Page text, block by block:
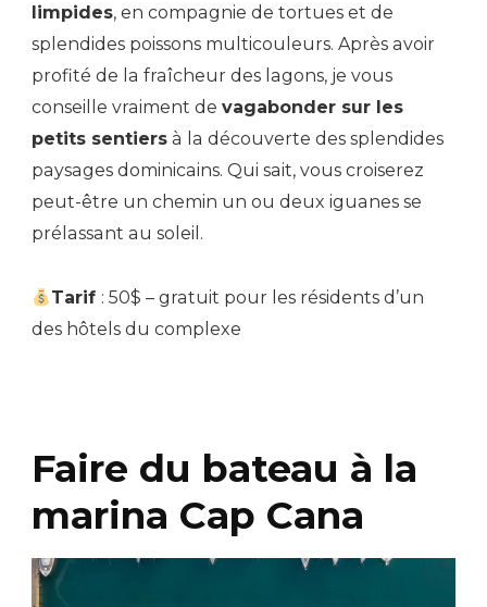
limpides, en compagnie de tortues et de
splendides poissons multicouleurs. Après avoir
profité de la fraîcheur des lagons, je vous
conseille vraiment de vagabonder sur les
petits sentiers à la découverte des splendides
paysages dominicains. Qui sait, vous croiserez
peut-être un chemin un ou deux iguanes se
prélassant au soleil.
Tarif : 50$ – gratuit pour les résidents d’un
des hôtels du complexe
Faire du bateau à la
marina Cap Cana